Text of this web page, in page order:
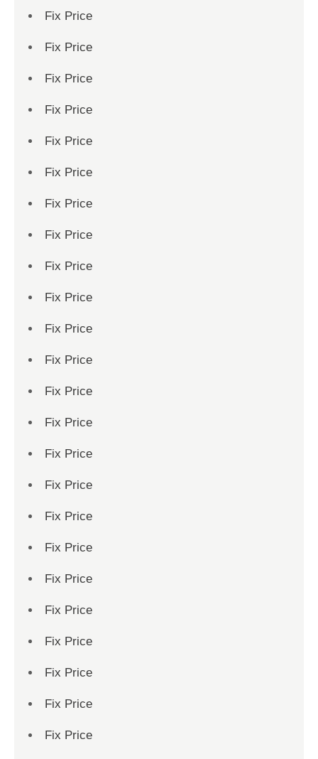
Fix Price
Fix Price
Fix Price
Fix Price
Fix Price
Fix Price
Fix Price
Fix Price
Fix Price
Fix Price
Fix Price
Fix Price
Fix Price
Fix Price
Fix Price
Fix Price
Fix Price
Fix Price
Fix Price
Fix Price
Fix Price
Fix Price
Fix Price
Fix Price